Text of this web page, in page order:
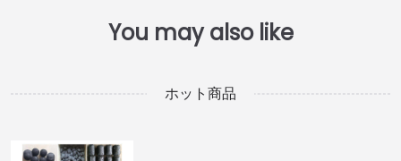
ホット商品